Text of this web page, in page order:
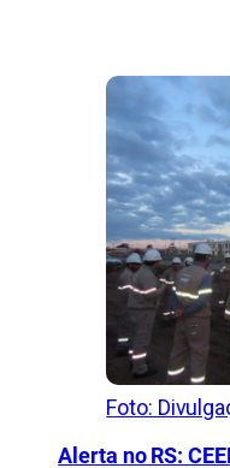
Foto:
Alerta no RS: